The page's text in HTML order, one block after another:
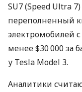
SU7 (Speed ​​Ultra
переполненный
электромобилей
менее $30 000 за
у Tesla Model 3.
Аналитики